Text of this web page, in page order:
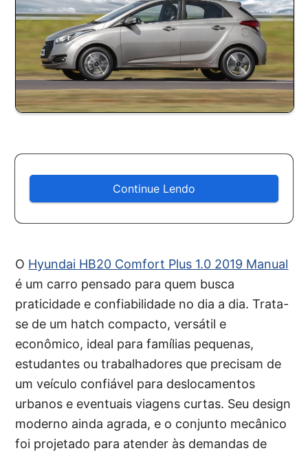
Continue Lendo
O Hyundai HB20 Comfort Plus 1.0 2019 Manual
é um carro pensado para quem busca
praticidade e confiabilidade no dia a dia. Trata-
se de um hatch compacto, versátil e
econômico, ideal para famílias pequenas,
estudantes ou trabalhadores que precisam de
um veículo confiável para deslocamentos
urbanos e eventuais viagens curtas. Seu design
moderno ainda agrada, e o conjunto mecânico
foi projetado para atender às demandas de